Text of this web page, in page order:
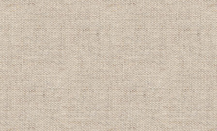
●８月ライセンス取得キャンペーン
詳細はキャンペーン情報をクリック！
期間：2018年7月1日～9月30日
----------------------------------------
【2019/3/19】
新生活応援 春キャンペーン情報！
詳細はキャンペーン情報をクリック！
ライセンス取得コース大幅割引
アドバンス取得コース大幅割引
期間：2019年5月7日～6月30日
(5/1～5/6はキャンペーン対象外です)